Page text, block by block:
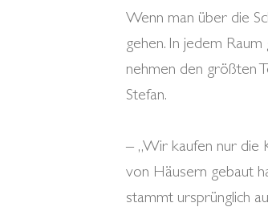
Wenn man über die
gehen. In jedem
nehmen den größten
Stefan.
– „Wir kaufen nur die
von Häusern gebaut
stammt ursprünglich